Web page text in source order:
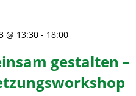
@ 13:30 - 18:00
gestalten –